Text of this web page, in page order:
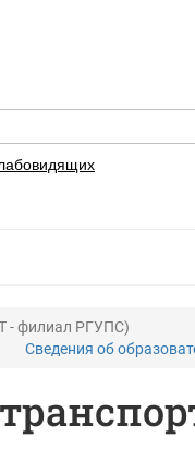
- филиал РГУПС)
Сведения об